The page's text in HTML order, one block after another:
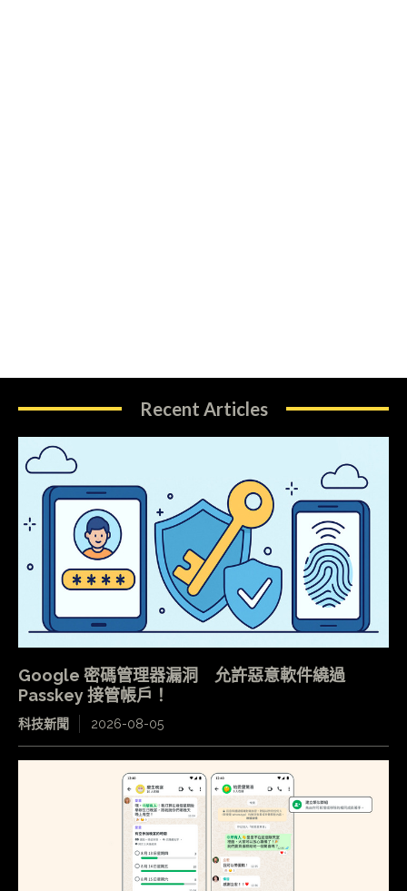
Recent Articles
Google 密碼管理器漏洞 允許惡意軟件繞過
Passkey 接管帳戶！
科技新聞 2026-08-05